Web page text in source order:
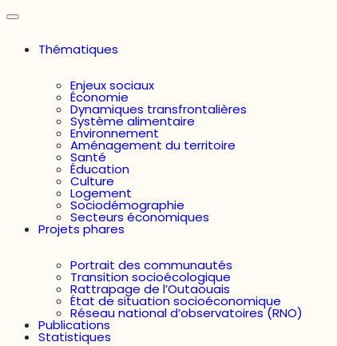
Thématiques
Enjeux sociaux
Économie
Dynamiques transfrontalières
Système alimentaire
Environnement
Aménagement du territoire
Santé
Éducation
Culture
Logement
Sociodémographie
Secteurs économiques
Projets phares
Portrait des communautés
Transition socioécologique
Rattrapage de l’Outaouais
État de situation socioéconomique
Réseau national d’observatoires (RNO)
Publications
Statistiques